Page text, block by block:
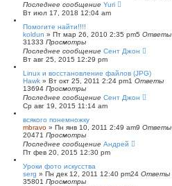
Последнее сообщение Yuri
Вт июл 17, 2018 12:04 am
Помогите найти!!!!
koldun » Пт мар 26, 2010 2:35 pm5 Ответы
31333 Просмотры
Последнее сообщение Сент Джон
Вт авг 25, 2015 12:29 pm
Linux и восстановление файлов (JPG)
Hawk » Вт окт 25, 2011 2:24 pm1 Ответы
13694 Просмотры
Последнее сообщение Сент Джон
Ср авг 19, 2015 11:14 am
всякого понемножку
mbravo » Пн янв 10, 2011 2:49 am9 Ответы
20471 Просмотры
Последнее сообщение Андрей
Пт фев 20, 2015 12:30 pm
Уроки фото искусства
serg » Пн дек 12, 2011 12:40 pm24 Ответы
35801 Просмотры